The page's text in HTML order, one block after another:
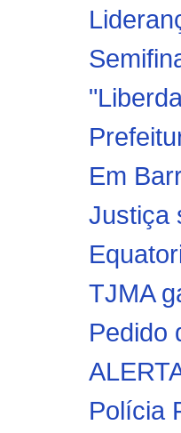
Em
Justiça
TJMA
Pedido
Polícia